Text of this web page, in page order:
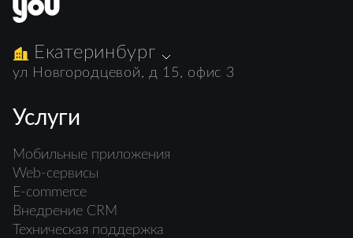
Екатеринбург
ул Новгородцевой, д 15, офис 3
Услуги
Мобильные приложения
Web-сервисы
E-commerce
Внедрение CRM
Техническая поддержка